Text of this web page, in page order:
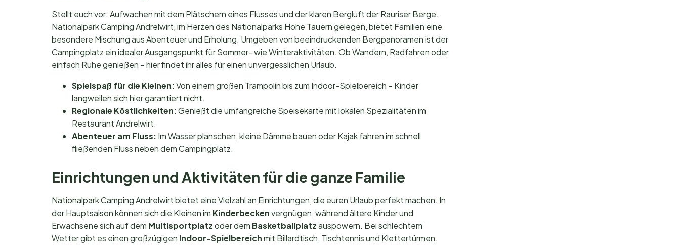
Stellt euch vor: Aufwachen mit dem Plätschern eines Flusses und der klaren Bergluft der Rauriser Berge.
Nationalpark Camping Andrelwirt, im Herzen des Nationalparks Hohe Tauern gelegen, bietet Familien eine
besondere Mischung aus Abenteuer und Erholung. Umgeben von beeindruckenden Bergpanoramen ist der
Campingplatz ein idealer Ausgangspunkt für Sommer- wie Winteraktivitäten. Ob Wandern, Radfahren oder
einfach Ruhe genießen – hier findet ihr alles für einen unvergesslichen Urlaub.
Spielspaß für die Kleinen:Von einem großen Trampolin bis zum Indoor-Spielbereich – Kinder
langweilen sich hier garantiert nicht.
Regionale Köstlichkeiten:Genießt die umfangreiche Speisekarte mit lokalen Spezialitäten im
Restaurant Andrelwirt.
Abenteuer am Fluss: Im Wasser planschen, kleine Dämme bauen oder Kajak fahren im schnell
fließenden Fluss neben dem Campingplatz.
Einrichtungen und Aktivitäten für die ganze Familie
Nationalpark Camping Andrelwirt bietet eine Vielzahl an Einrichtungen, die euren Urlaub perfekt machen. In
der Hauptsaison können sich die Kleinen im Kinderbeckenvergnügen, während ältere Kinder und
Erwachsene sich auf dem Multisportplatzoder dem Basketballplatzauspowern. Bei schlechtem
Wetter gibt es einen großzügigen Indoor-Spielbereichmit Billardtisch, Tischtennis und Klettertürmen.